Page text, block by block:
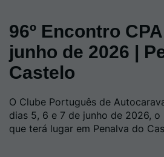
96º Encontro
junho de 2026 |
Castelo
O Clube Português de
dias 5, 6 e 7 de junho de 2026, o
que terá lugar em Penalva do